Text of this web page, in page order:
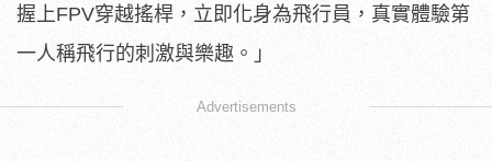
握上FPV穿越搖桿，立即化身為飛行員，真實體驗第
一人稱飛行的刺激與樂趣。」
Advertisements